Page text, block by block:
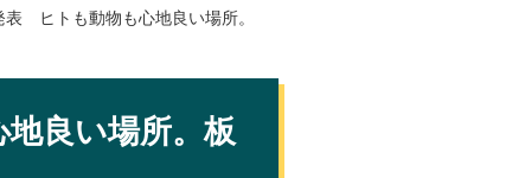
表 ヒトも動物も心地良い場所。
良い場所。板